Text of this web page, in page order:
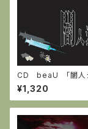
CD beaU 「闇人シ
¥1,320